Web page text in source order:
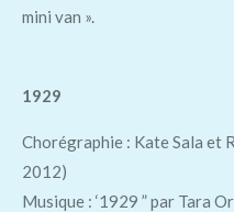
mini van ».
1929
Chorégraphie : Kate Sala et
2012)
Musique : ‘1929 ” par Tara